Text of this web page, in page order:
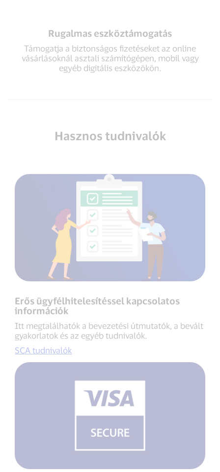
Rugalmas eszköztámogatás
Támogatja a biztonságos fizetéseket az online
vásárlásoknál asztali számítógépen, mobil vagy
egyéb digitális eszközökön.
Hasznos tudnivalók
Erős ügyfélhitelesítéssel kapcsolatos
információk
Itt megtalálhatók a bevezetési útmutatók, a bevált
gyakorlatok és az egyéb tudnivalók.
SCA tudnivalók